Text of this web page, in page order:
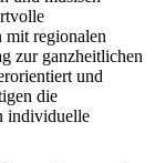
mit regionalen
zur ganzheitlichen
und
die
individuelle